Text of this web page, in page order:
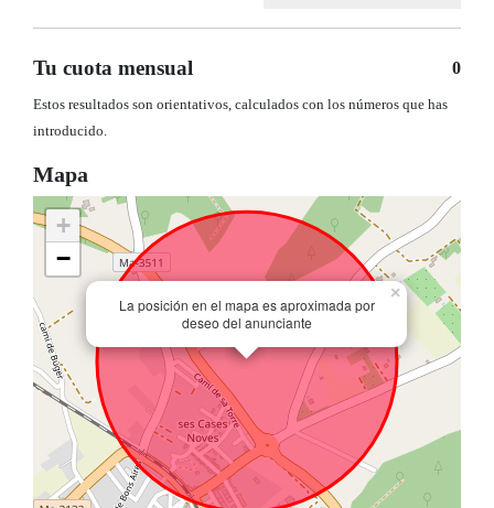
Tu cuota mensual 0
Estos resultados son orientativos, calculados con los números que has
introducido.
Mapa
La posición en el mapa es aproximada por
deseo del anunciante
×
+
−